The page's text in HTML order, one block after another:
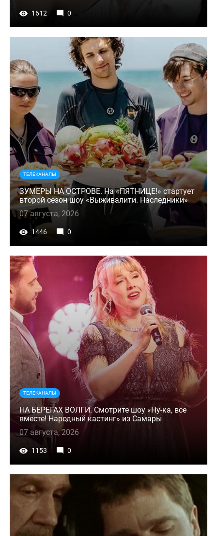
1612 0
ТЕЛЕКАНАЛЫ
ЗУМЕРЫ НА ОСТРОВЕ. На «ПЯТНИЦЕ!» стартует
второй сезон шоу «Выживалити. Наследники»
07 августа, 2026
1446 0
ТЕЛЕКАНАЛЫ
НА БЕРЕГАХ ВОЛГИ. Смотрите шоу «Ну-ка, все
вместе! Народный кастинг» из Самары
07 августа, 2026
1153 0